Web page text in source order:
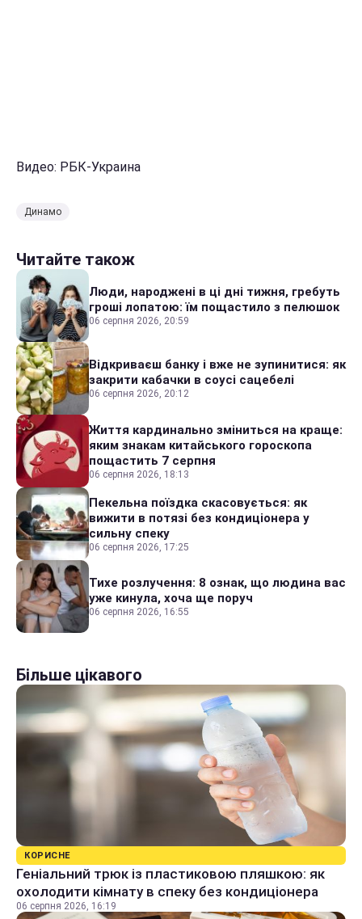
Видео: РБК-Украина
Динамо
Читайте також
Люди, народжені в ці дні тижня, гребуть
гроші лопатою: їм пощастило з пелюшок
06 серпня 2026, 20:59
Відкриваєш банку і вже не зупинитися: як
закрити кабачки в соусі сацебелі
06 серпня 2026, 20:12
Життя кардинально зміниться на краще:
яким знакам китайського гороскопа
пощастить 7 серпня
06 серпня 2026, 18:13
Пекельна поїздка скасовується: як
вижити в потязі без кондиціонера у
сильну спеку
06 серпня 2026, 17:25
Тихе розлучення: 8 ознак, що людина вас
уже кинула, хоча ще поруч
06 серпня 2026, 16:55
Більше цікавого
КОРИСНЕ
Геніальний трюк із пластиковою пляшкою: як
охолодити кімнату в спеку без кондиціонера
06 серпня 2026, 16:19